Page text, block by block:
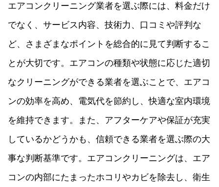
エアコンクリーニング業者を選ぶ際には、料金だけ
でなく、サービス内容、技術力、口コミや評判な
ど、さまざまなポイントを総合的に見て判断するこ
とが大切です。エアコンの種類や状態に応じた適切
なクリーニングができる業者を選ぶことで、エアコ
ンの効率を高め、電気代を節約し、快適な室内環境
を維持できます。また、アフターケアや保証が充実
しているかどうかも、信頼できる業者を選ぶ際の大
事な判断基準です。エアコンクリーニングは、エア
コンの内部にたまったホコリやカビを除去し、衛生